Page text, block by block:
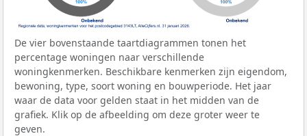
De vier bovenstaande taartdiagrammen tonen het
percentage woningen naar verschillende
woningkenmerken. Beschikbare kenmerken zijn eigendom,
bewoning, type, soort woning en bouwperiode. Het jaar
waar de data voor gelden staat in het midden van de
grafiek. Klik op de afbeelding om deze groter weer te
geven.